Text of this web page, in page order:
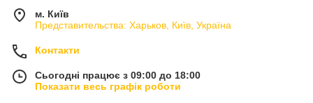
м. Київ
Представительства: Харьков, Київ, Україна
Контакти
Сьогодні працює з 09:00 до 18:00
Показати весь графік роботи